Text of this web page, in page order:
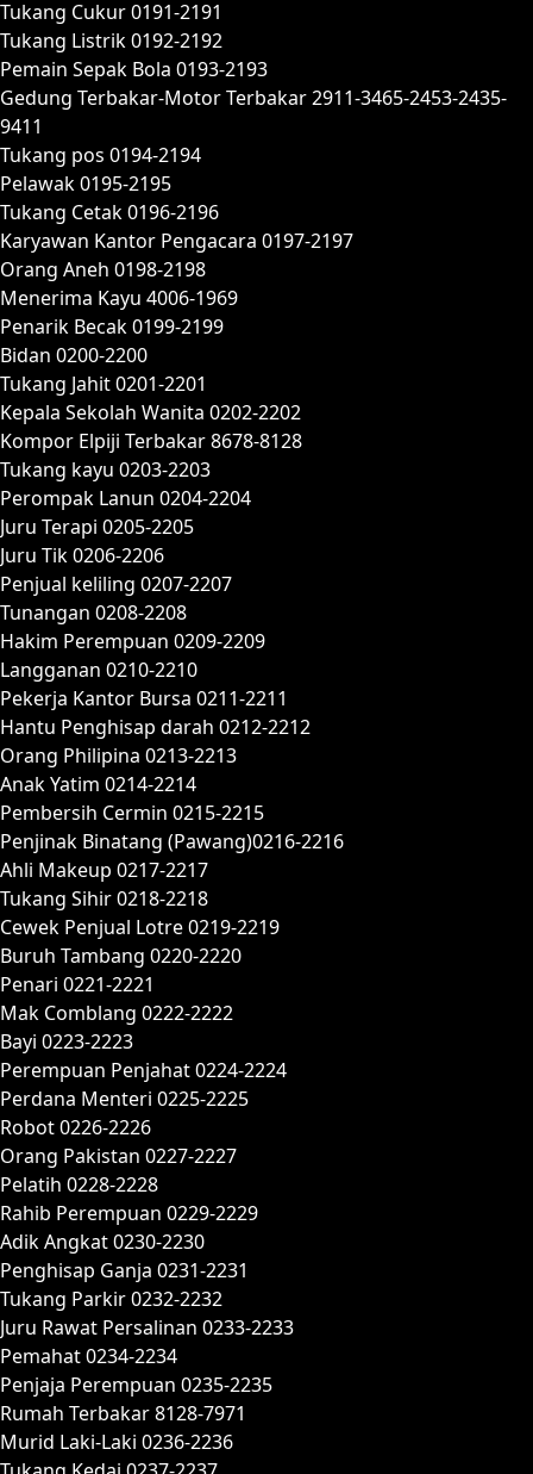
Tukang Cukur 0191-2191
Tukang Listrik 0192-2192
Pemain Sepak Bola 0193-2193
Gedung Terbakar-Motor Terbakar 2911-3465-2453-2435-
9411
Tukang pos 0194-2194
Pelawak 0195-2195
Tukang Cetak 0196-2196
Karyawan Kantor Pengacara 0197-2197
Orang Aneh 0198-2198
Menerima Kayu 4006-1969
Penarik Becak 0199-2199
Bidan 0200-2200
Tukang Jahit 0201-2201
Kepala Sekolah Wanita 0202-2202
Kompor Elpiji Terbakar 8678-8128
Tukang kayu 0203-2203
Perompak Lanun 0204-2204
Juru Terapi 0205-2205
Juru Tik 0206-2206
Penjual keliling 0207-2207
Tunangan 0208-2208
Hakim Perempuan 0209-2209
Langganan 0210-2210
Pekerja Kantor Bursa 0211-2211
Hantu Penghisap darah 0212-2212
Orang Philipina 0213-2213
Anak Yatim 0214-2214
Pembersih Cermin 0215-2215
Penjinak Binatang (Pawang)0216-2216
Ahli Makeup 0217-2217
Tukang Sihir 0218-2218
Cewek Penjual Lotre 0219-2219
Buruh Tambang 0220-2220
Penari 0221-2221
Mak Comblang 0222-2222
Bayi 0223-2223
Perempuan Penjahat 0224-2224
Perdana Menteri 0225-2225
Robot 0226-2226
Orang Pakistan 0227-2227
Pelatih 0228-2228
Rahib Perempuan 0229-2229
Adik Angkat 0230-2230
Penghisap Ganja 0231-2231
Tukang Parkir 0232-2232
Juru Rawat Persalinan 0233-2233
Pemahat 0234-2234
Penjaja Perempuan 0235-2235
Rumah Terbakar 8128-7971
Murid Laki-Laki 0236-2236